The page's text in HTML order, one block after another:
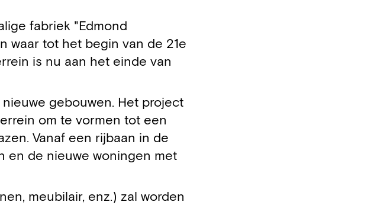
fabriek "Edmond
waar tot het begin van de 21e
is nu aan het einde van
gebouwen. Het project
om te vormen tot een
Vanaf een rijbaan in de
en de nieuwe woningen met
meubilair, enz.) zal worden